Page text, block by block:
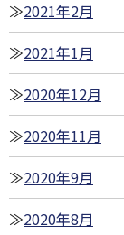
2021年2月
2021年1月
2020年12月
2020年11月
2020年9月
2020年8月